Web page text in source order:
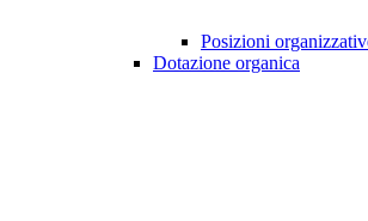
Posizioni
Dotazione organica